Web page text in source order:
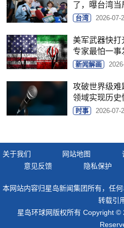
了，曝台湾当
台湾 2026-07-
美军武器快打
专家最怕一事
新闻解画
攻破世界级难
领域实现历史
时事 2026-07-
关于我们 网站地图
意见反馈
隐私保护
本网站内容归星岛新闻集团所有，任
转载引
星岛环球网版权所有 Copyright